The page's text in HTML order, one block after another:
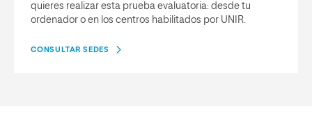
quieres realizar esta prueba evaluatoria: desde tu
ordenador o en los centros habilitados por UNIR.
CONSULTAR SEDES